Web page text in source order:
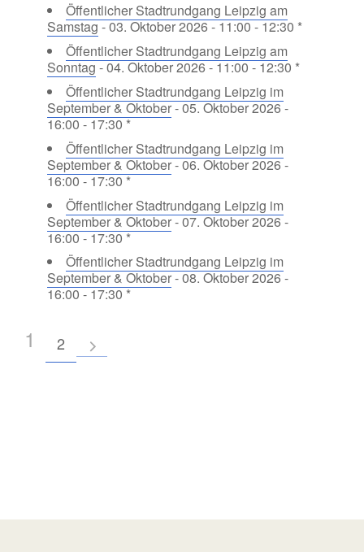
Öffentlicher Stadtrundgang Leipzig am
Samstag- 03. Oktober 2026 - 11:00 - 12:30 *
Öffentlicher Stadtrundgang Leipzig am
Sonntag- 04. Oktober 2026 - 11:00 - 12:30 *
Öffentlicher Stadtrundgang Leipzig im
September & Oktober- 05. Oktober 2026 -
16:00 - 17:30 *
Öffentlicher Stadtrundgang Leipzig im
September & Oktober- 06. Oktober 2026 -
16:00 - 17:30 *
Öffentlicher Stadtrundgang Leipzig im
September & Oktober- 07. Oktober 2026 -
16:00 - 17:30 *
Öffentlicher Stadtrundgang Leipzig im
September & Oktober- 08. Oktober 2026 -
16:00 - 17:30 *
1 2